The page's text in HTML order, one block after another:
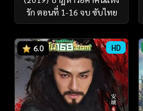
รัก ตอนที่ 1-16 จบ ซับไทย
6.0 HD